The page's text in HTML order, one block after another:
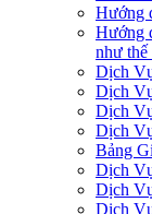
Hướng
Hướng
như thế
Dịch
Dịch
Dịch
Dịch
Bảng
Dịch
Dịch
Dịch